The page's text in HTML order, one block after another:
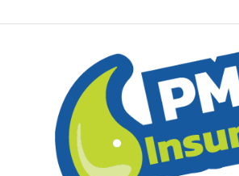
al